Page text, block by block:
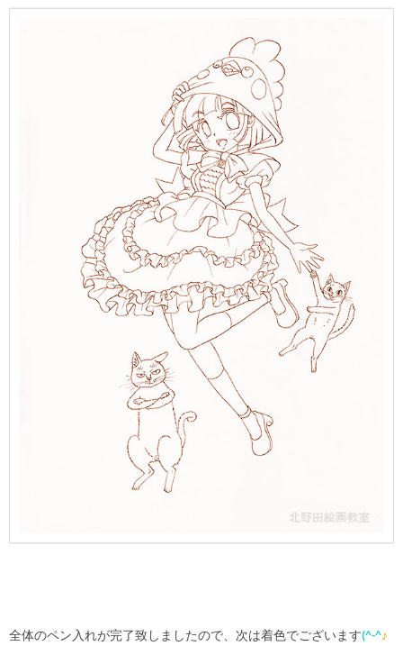
全体のペン入れが完了致しましたので、次は着色でございます(^-^♪